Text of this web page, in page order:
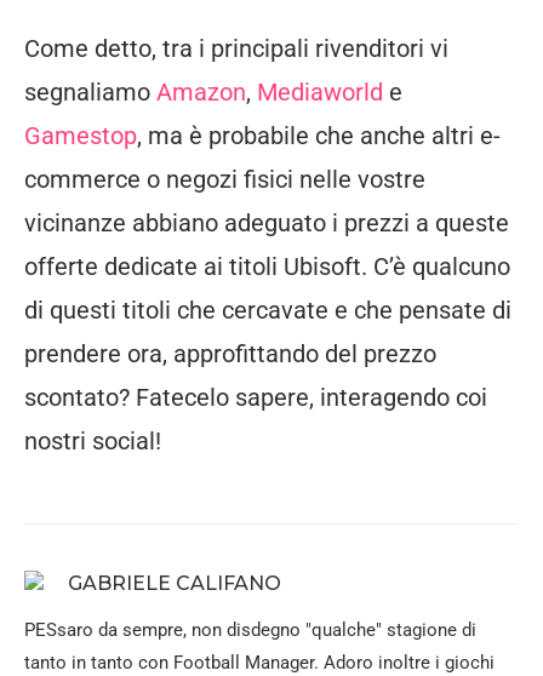
Come detto, tra i principali rivenditori vi
segnaliamo Amazon, Mediaworld e
Gamestop, ma è probabile che anche altri e-
commerce o negozi fisici nelle vostre
vicinanze abbiano adeguato i prezzi a queste
offerte dedicate ai titoli Ubisoft. C’è qualcuno
di questi titoli che cercavate e che pensate di
prendere ora, approfittando del prezzo
scontato? Fatecelo sapere, interagendo coi
nostri social!
GABRIELE CALIFANO
PESsaro da sempre, non disdegno "qualche" stagione di
tanto in tanto con Football Manager. Adoro inoltre i giochi